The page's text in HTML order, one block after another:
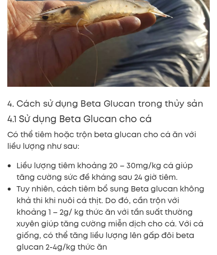
4. Cách sử dụng Beta Glucan trong thủy sản
4.1 Sử dụng Beta Glucan cho cá
Có thể tiêm hoặc trộn beta glucan cho cá ăn với
liều lượng như sau:
Liều lượng tiêm khoảng 20 – 30mg/kg cá giúp
tăng cường sức đề kháng sau 24 giờ tiêm.
Tuy nhiên, cách tiêm bổ sung Beta glucan không
khả thi khi nuôi cá thịt. Do đó, cần trộn với
khoảng 1 – 2g/ kg thức ăn với tần suất thường
xuyên giúp tăng cường miễn dịch cho cá. Với cá
giống, có thể tăng liều lượng lên gấp đôi beta
glucan 2-4g/kg thức ăn